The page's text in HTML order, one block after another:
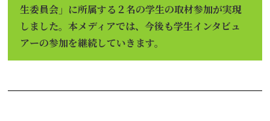
生委員会」に所属する２名の学生の取材参加が実現
しました。本メディアでは、今後も学生インタビュ
アーの参加を継続していきます。